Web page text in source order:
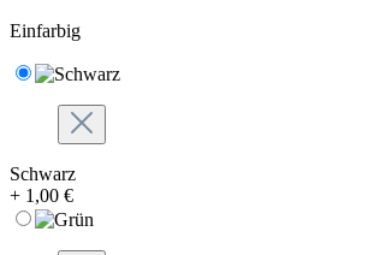
Einfarbig
Schwarz
+ 1,00 €